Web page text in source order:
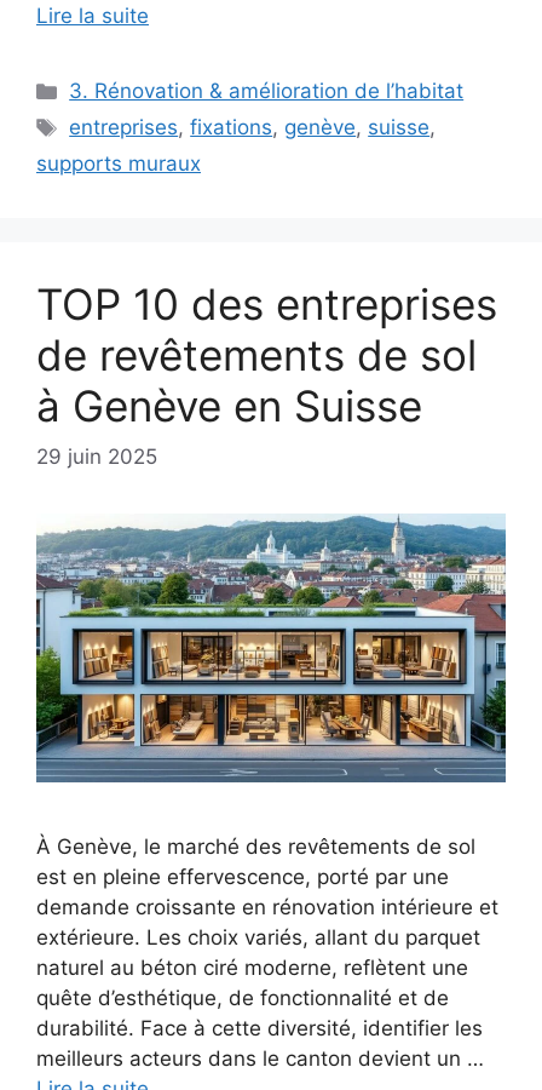
Lire la suite
Catégories
3. Rénovation & amélioration de l’habitat
Étiquettes
entreprises,fixations, genève, suisse,
supports muraux
TOP 10 des entreprises
de revêtements de sol
à Genève en Suisse
29 juin 2025
À Genève, le marché des revêtements de sol
est en pleine effervescence, porté par une
demande croissante en rénovation intérieure et
extérieure. Les choix variés, allant du parquet
naturel au béton ciré moderne, reflètent une
quête d’esthétique, de fonctionnalité et de
durabilité. Face à cette diversité, identifier les
meilleurs acteurs dans le canton devient un …